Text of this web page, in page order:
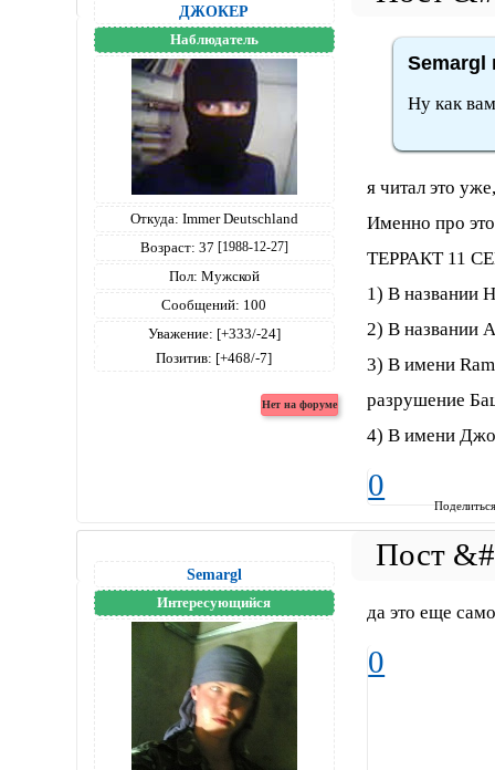
ДЖОКЕР
Наблюдатель
Откуда: Immer Deutschland
Возраст: 37 [1988-12-27]
Пол: Мужской
Сообщений: 100
Уважение: [+333/-24]
Позитив: [+468/-7]
Semargl
Ну как
я читал это
Именно про
ТЕРРАКТ 11
1) В названии
2) В названии
3) В имени
разрушение
4) В имени
0
Semargl
Интересующийся да это еще
0